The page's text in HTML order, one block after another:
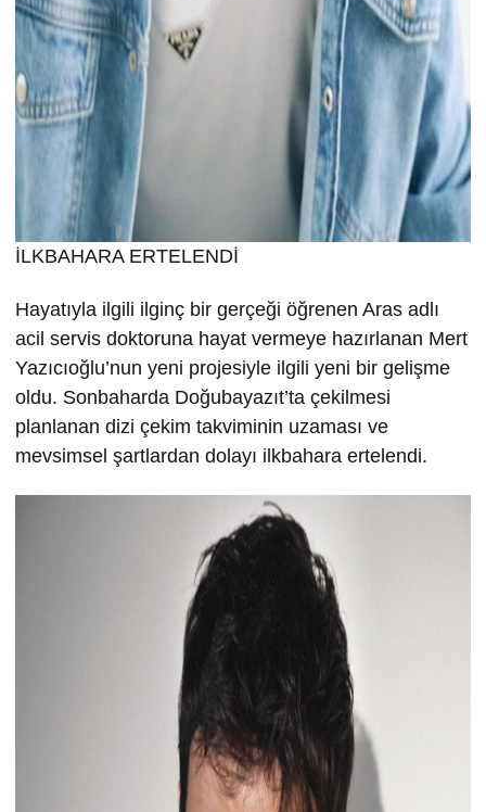
İLKBAHARA ERTELENDİ
Hayatıyla ilgili ilginç bir gerçeği öğrenen Aras adlı
acil servis doktoruna hayat vermeye hazırlanan Mert
Yazıcıoğlu’nun yeni projesiyle ilgili yeni bir gelişme
oldu. Sonbaharda Doğubayazıt’ta çekilmesi
planlanan dizi çekim takviminin uzaması ve
mevsimsel şartlardan dolayı ilkbahara ertelendi.